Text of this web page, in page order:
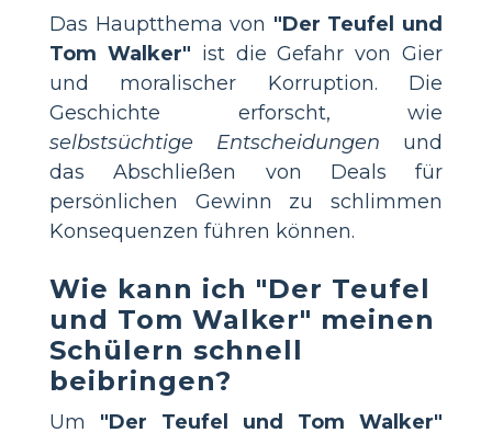
Das Hauptthema von "Der Teufel und
Tom Walker" ist die Gefahr von Gier
und moralischer Korruption. Die
Geschichte erforscht, wie
selbstsüchtige Entscheidungen und
das Abschließen von Deals für
persönlichen Gewinn zu schlimmen
Konsequenzen führen können.
Wie kann ich "Der Teufel
und Tom Walker" meinen
Schülern schnell
beibringen?
Um "Der Teufel und Tom Walker"